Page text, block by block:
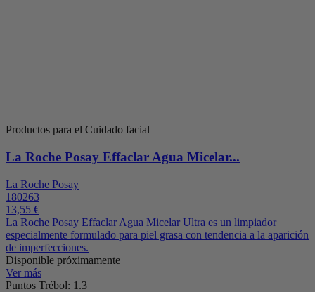
Productos para el Cuidado facial
La Roche Posay Effaclar Agua Micelar...
La Roche Posay
180263
13,55 €
La Roche Posay Effaclar Agua Micelar Ultra es un limpiador
especialmente formulado para piel grasa con tendencia a la aparición
de imperfecciones.
Disponible próximamente
Ver más
Puntos Trébol: 1.3